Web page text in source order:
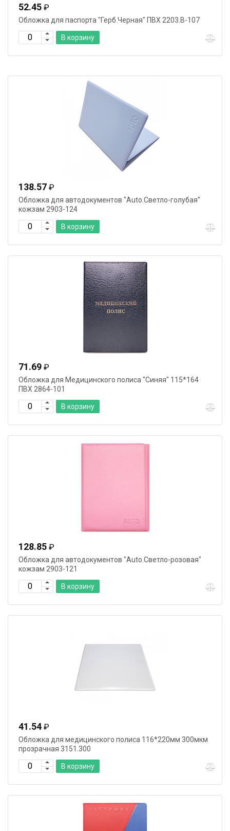
52.45 ₽
Обложка для паспорта "Герб.Черная" ПВХ 2203.В-107
В корзину
138.57 ₽
Обложка для автодокументов "Auto.Светло-голубая"
кожзам 2903-124
В корзину
71.69 ₽
Обложка для Медицинского полиса "Синяя" 115*164
ПВХ 2864-101
В корзину
128.85 ₽
Обложка для автодокументов "Auto.Светло-розовая"
кожзам 2903-121
В корзину
41.54 ₽
Обложка для медицинского полиса 116*220мм 300мкм
прозрачная 3151.300
В корзину